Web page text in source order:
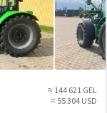
≈ 144 621 GEL
≈ 55 304 USD